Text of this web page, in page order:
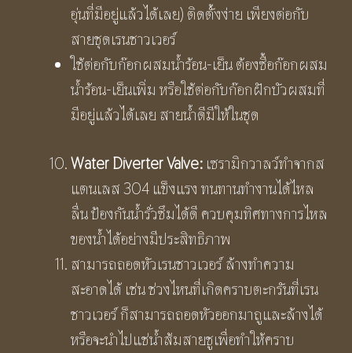
อุ่นที่มีอยู่แล้วได้เลย) ติดตั้งง่าย เพียงต่อกับ
สายชุดเรนชาวเวอร์
ใช้ต่อกับก๊อกผสมน้ำร้อน-เย็น ต้องซื้อก๊อกผสม
น้ำร้อน-เย็นเพิ่ม หรือใช้ต่อกับก๊อกฝักบัวผสมที่
มีอยู่แล้วได้เลย สายน้ำดีมีให้ในชุด
Water Diverter Valve: เซรามิกวาลว์ทำจากส
แตนเลส 304 แข็งแรง ทนทานทำงานได้ไหล
ลื่น ป้องกันน้ำรั่วซึมได้ดี ควบคุมทิศทางการไหล
ของน้ำได้อย่างมีประสิทธิภาพ
สามารถถอดหัวเรนชาวเวอร์ ล้างทำความ
สะอาดได้ เช่น ช่วงไหนที่เกิดคราบตะกรันที่เรน
ชาวเวอร์ ก็สามารถถอดหัวออกมาถูและล้างได้
หรือจะนำไปแช่น้ำส้มสายชูเพื่อทำให้คราบ